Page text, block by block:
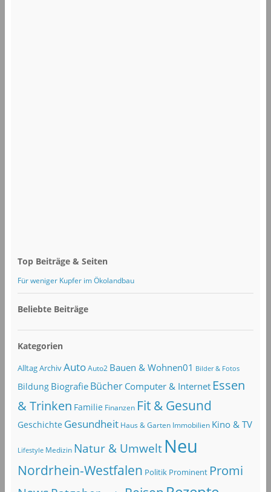
Top Beiträge & Seiten
Für weniger Kupfer im Ökolandbau
Beliebte Beiträge
Kategorien
AlltagArchivAuto Auto2 Bauen & Wohnen01 Bilder & Fotos
Bildung Biografie Bücher Computer & Internet Essen
& Trinken Familie Finanzen Fit & Gesund
Geschichte Gesundheit Haus & Garten Immobilien Kino & TV
Lifestyle Medizin Natur & Umwelt Neu
Nordrhein-Westfalen Politik Prominent Promi